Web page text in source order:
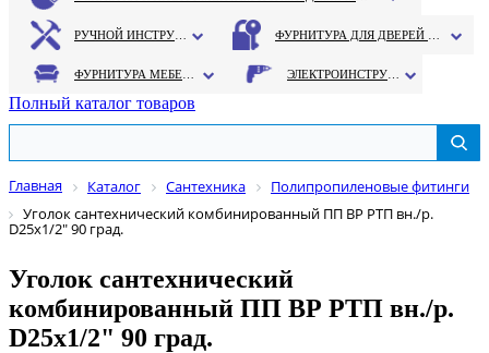
Полный каталог товаров
Главная Каталог Сантехника
Полипропиленовые фитинги
Уголок сантехнический комбинированный ПП ВР РТП вн./р.
D25х1/2" 90 град.
Уголок сантехнический
комбинированный ПП ВР РТП вн./р.
D25х1/2" 90 град.